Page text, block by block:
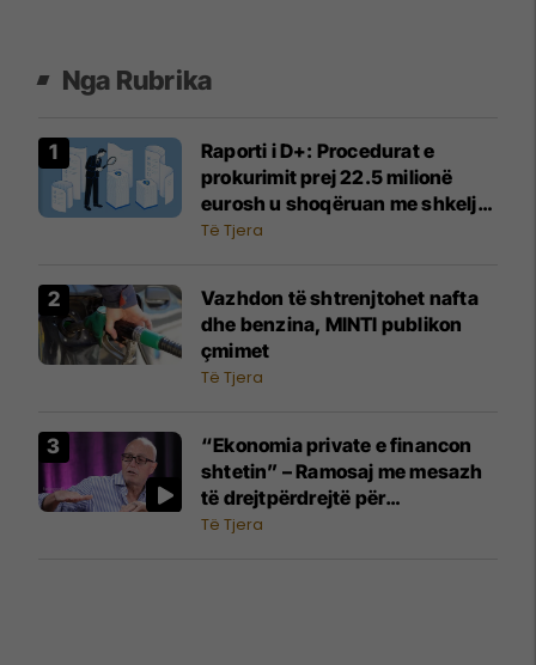
Nga Rubrika
Raporti i D+: Procedurat e
prokurimit prej 22.5 milionë
eurosh u shoqëruan me shkelje
dhe zvarritje
Të Tjera
Vazhdon të shtrenjtohet nafta
dhe benzina, MINTI publikon
çmimet
Të Tjera
“Ekonomia private e financon
shtetin” – Ramosaj me mesazh
të drejtpërdrejtë për
pushtetarët
Të Tjera